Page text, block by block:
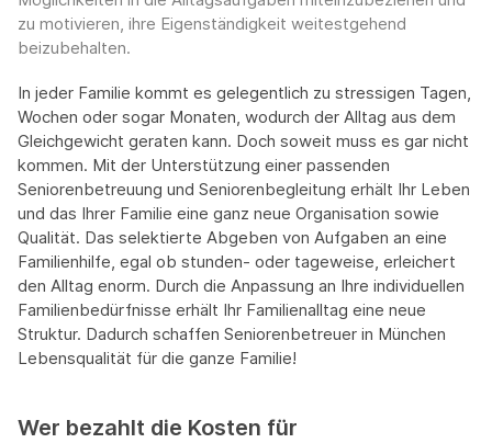
zu motivieren, ihre Eigenständigkeit weitestgehend
beizubehalten.
In jeder Familie kommt es gelegentlich zu stressigen Tagen,
Wochen oder sogar Monaten, wodurch der Alltag aus dem
Gleichgewicht geraten kann. Doch soweit muss es gar nicht
kommen. Mit der Unterstützung einer passenden
Seniorenbetreuung und Seniorenbegleitung erhält Ihr Leben
und das Ihrer Familie eine ganz neue Organisation sowie
Qualität. Das selektierte Abgeben von Aufgaben an eine
Familienhilfe, egal ob stunden- oder tageweise, erleichert
den Alltag enorm. Durch die Anpassung an Ihre individuellen
Familienbedürfnisse erhält Ihr Familienalltag eine neue
Struktur. Dadurch schaffen Seniorenbetreuer in München
Lebensqualität für die ganze Familie!
Wer bezahlt die Kosten für